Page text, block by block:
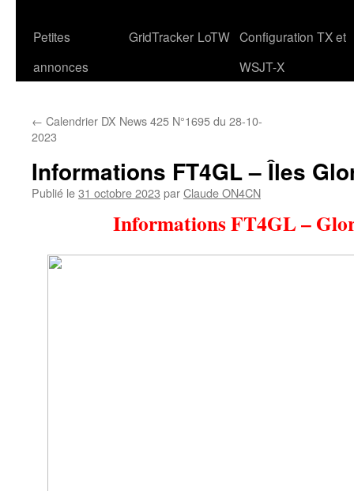
Petites
annonces
GridTracker LoTW Configuration TX et
WSJT-X
← Calendrier DX News 425 N°1695 du 28-10-
2023
Informations FT4GL – Îles
Publié le31 octobre 2023 parClaude ON4CN
Informations FT4GL –